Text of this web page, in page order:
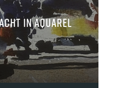
in aquarel